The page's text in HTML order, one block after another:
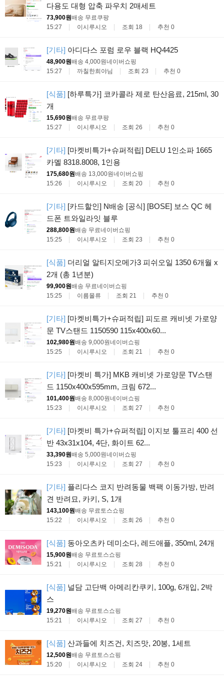
다용도 대형 압축 파우치 2매세트
73,900원배송 무료 쿠팡
15:27
이시루시오 조회 18 추천 0
[기타] 아디다스 포럼 로우 블랙 HQ4425
48,900원배송 4,000원네이버쇼핑
15:27
까칠한희야님 조회 23 추천 0
[식품] [하루특가] 코카콜라 제로 탄산음료, 215ml, 30
개
15,690원배송 무료 쿠팡
15:27
이시루시오 조회 26 추천 0
[기타] [마켓비특가+슈퍼적립] DELU 1인소파 1665
카멜 8318.8008, 1인용
175,680원배송 13,000원네이버쇼핑
15:26
이시루시오 조회 20 추천 0
[기타] [카드할인] N배송 [공식] [BOSE] 보스 QC 헤
드폰 트와일라잇 블루
288,800원배송 무료네이버쇼핑
15:25
이시루시오 조회 23 추천 0
[식품] 더리얼 알티지오메가3 피쉬오일 1350 6개월 x
2개 (총 1년분)
99,900원배송 무료네이버쇼핑
15:25
이름몰류 조회 21 추천 0
[기타] [마켓비특가+슈퍼적립] 피도르 캐비넷 가로양
문 TV스탠드 1150590 115x400x60...
102,980원배송 9,000원네이버쇼핑
15:25
이시루시오 조회 21 추천 0
[기타] [마켓비 특가] MKB 캐비넷 가로양문 TV스탠
드 1150x400x595mm, 크림 672...
101,400원배송 8,000원네이버쇼핑
15:23
이시루시오 조회 27 추천 0
[기타] [마켓비 특가+슈퍼적립] 이지보 툴프리 400 선
반 43x31x104, 4단, 화이트 62...
33,390원배송 5,000원네이버쇼핑
15:23
이시루시오 조회 27 추천 0
[기타] 플리다스 코지 반려동물 백팩 이동가방, 반려
견 반려묘, 카키, S, 1개
143,100원배송 무료 토스쇼핑
15:22
이시루시오 조회 26 추천 0
[식품] 동아오츠카 데미소다, 레드애플, 350ml, 24개
15,900원배송 무료 토스쇼핑
15:21
이시루시오 조회 28 추천 0
[식품] 널담 고단백 아메리칸쿠키, 100g, 6개입, 2박
스
19,270원배송 무료 토스쇼핑
15:21
이시루시오 조회 27 추천 0
[식품] 산과들에 치즈건, 치즈맛, 20봉, 1세트
12,500원배송 무료 토스쇼핑
15:20
이시루시오 조회 24 추천 0